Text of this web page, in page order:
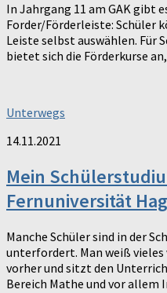
In Jahrgang 11 am GAK gibt
Forder/Förderleiste: Schüler
Leiste selbst auswählen. Für
bietet sich die Förderkurse
Unterwegs
14.11.2021
Mein
Fernuniversität
Manche Schüler sind in der
unterfordert. Man weiß
vorher und sitzt den
Bereich Mathe und vor allem